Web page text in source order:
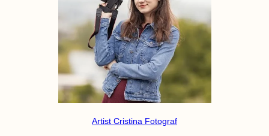
Artist Cristina Fotograf